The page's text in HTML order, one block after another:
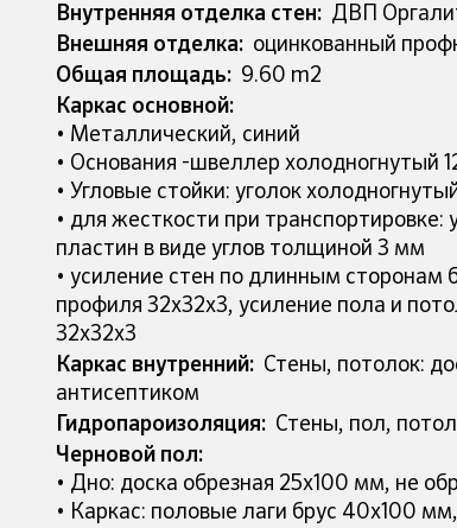
Внутренняя отделка стен: ДВП
Внешняя отделка: оцинкованный
Общая площадь: 9.60 m2
Каркас основной:
• Металлический, синий
• Основания -швеллер холодногнутый
• Угловые стойки: уголок
• для жесткости при
пластин в виде углов толщиной 3 мм
• усиление стен по длинным сторонам
профиля 32х32х3, усиление пола и
32х32х3
Каркас внутренний: Стены, потолок:
антисептиком
Гидропароизоляция: Стены, пол,
Черновой пол:
• Дно: доска обрезная 25х100 мм, не
• Каркас: половые лаги брус 40х100